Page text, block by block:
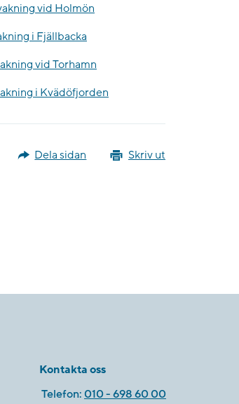
vid Holmön
i Fjällbacka
vid Torhamn
i Kvädöfjorden
Skriv ut
Dela sidan
Kontakta oss
Telefon: 010 - 698 60 00